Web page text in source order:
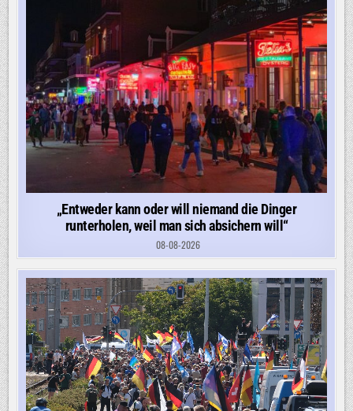
PARIS
VERZWEIFELT
DRECK
UND
MÜLL
„Entweder kann oder will niemand die Dinger
runterholen, weil man sich absichern will“
08-08-2026